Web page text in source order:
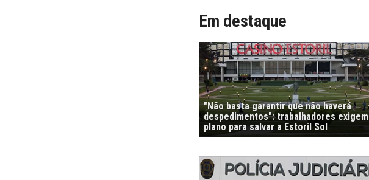
Em destaque
"Não basta garantir que não haverá
despedimentos": trabalhadores exigem
plano para salvar a Estoril Sol